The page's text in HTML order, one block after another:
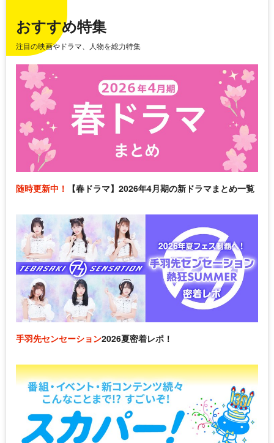
おすすめ特集
注目の映画やドラマ、人物を総力特集
随時更新中！ 【春ドラマ】2026年4月期の新ドラマまとめ一覧
手羽先センセーション2026夏密着レポ！